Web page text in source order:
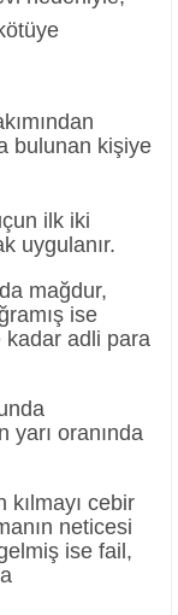
bulunan kişiye
ilk iki
uygulanır.
mağdur,
ise
adli para
yarı oranında
cebir
neticesi
ise fail,